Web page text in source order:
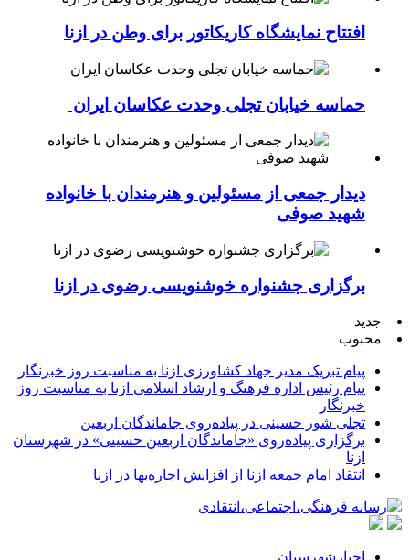
افتتاح نمایشگاه کاریکاتور برای وطن در ازنا
حماسه خیابان تجلی وحدت عکاسان ایران
دیدار جمعی از مسئولین و هنرمندان با خانواده
شهید صوفی
برگزاری جشنواره خوشنویسی رضوی در ازنا
جدید
محبوب
پیام تبریک مدیر جهاد کشاورزی ازنا به مناسبت روز خبرنگار
پیام رئیس اداره فرهنگ و ارشاد اسلامی ازنا به مناسبت روز
خبرنگار
تجلی شور حسینی در پیاده‌روی جاماندگان اربعین
برگزاری پیاده‌روی «جاماندگان اربعین حسینی» در شهرستان
ازنا
انتقاد امام جمعه ازنا از افزایش اجاره‌بها در ازنا